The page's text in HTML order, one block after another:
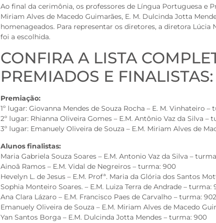
Ao final da cerimônia, os professores de Língua Portuguesa e
Miriam Alves de Macedo Guimarães, E. M. Dulcinda Jotta
homenageados. Para representar os diretores, a diretora Lúcia
foi a escolhida.
CONFIRA A LISTA
PREMIADOS E FINALISTAS:
Premiação:
1º lugar: Giovanna Mendes de Souza Rocha – E. M. Vinhateiro –
2º lugar: Rhianna Oliveira Gomes – E.M. Antônio Vaz da Silva –
3º lugar: Emanuely Oliveira de Souza – E.M. Miriam Alves de
Alunos finalistas:
Maria Gabriela Souza Soares – E.M. Antonio Vaz da Silva –
Ainoã Ramos – E.M. Vidal de Negreiros – turma: 900
Hevelyn L. de Jesus – E.M. Profª. Maria da Glória dos Santos
Sophia Monteiro Soares. – E.M. Luiza Terra de Andrade – turma:
Ana Clara Lázaro – E.M. Francisco Paes de Carvalho – turma: 902
Emanuely Oliveira de Souza – E.M. Miriam Alves de Macedo
Yan Santos Borga – E.M. Dulcinda Jotta Mendes – turma: 900